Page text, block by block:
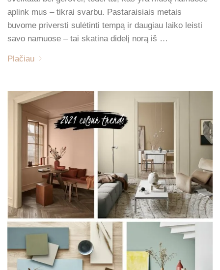
aplink mus – tikrai svarbu. Pastaraisiais metais
buvome priversti sulėtinti tempą ir daugiau laiko leisti
savo namuose – tai skatina didelį norą iš …
Plačiau